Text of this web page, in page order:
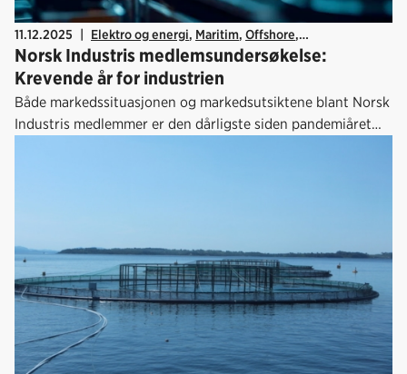
11.12.2025 | Elektro og energi, Maritim, Offshore,
Teknobedriftene,Økonomi,Arbeidsliv,
Kraftforedlende industri
Norsk Industris medlemsundersøkelse:
Krevende år for industrien
Både markedssituasjonen og markedsutsiktene blant Norsk
Industris medlemmer er den dårligste siden pandemiåret